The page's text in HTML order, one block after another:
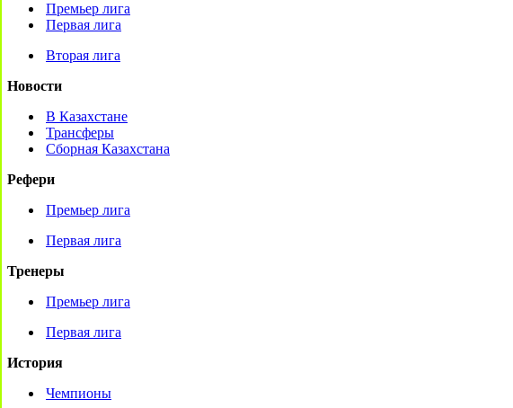
Премьер лига
Первая лига
Вторая лига
Новости
В Казахстане
Трансферы
Сборная Казахстана
Рефери
Премьер лига
Первая лига
Тренеры
Премьер лига
Первая лига
История
Чемпионы